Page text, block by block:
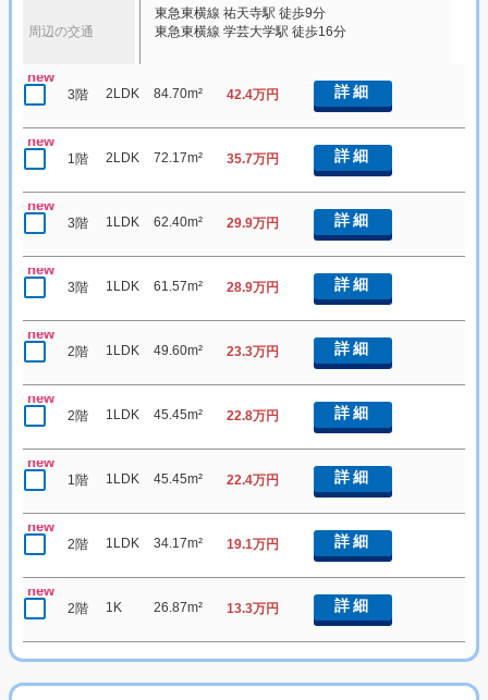
周辺の交通
東急東横線 祐天寺駅 徒歩9分
東急東横線 学芸大学駅 徒歩16分
new
3階 2LDK 84.70m² 42.4万円 詳細
new
1階 2LDK 72.17m² 35.7万円 詳細
new
3階 1LDK 62.40m² 29.9万円 詳細
new
3階 1LDK 61.57m² 28.9万円 詳細
new
2階 1LDK 49.60m² 23.3万円 詳細
new
2階 1LDK 45.45m² 22.8万円 詳細
new
1階 1LDK 45.45m² 22.4万円 詳細
new
2階 1LDK 34.17m² 19.1万円 詳細
new
2階 1K 26.87m² 13.3万円 詳細